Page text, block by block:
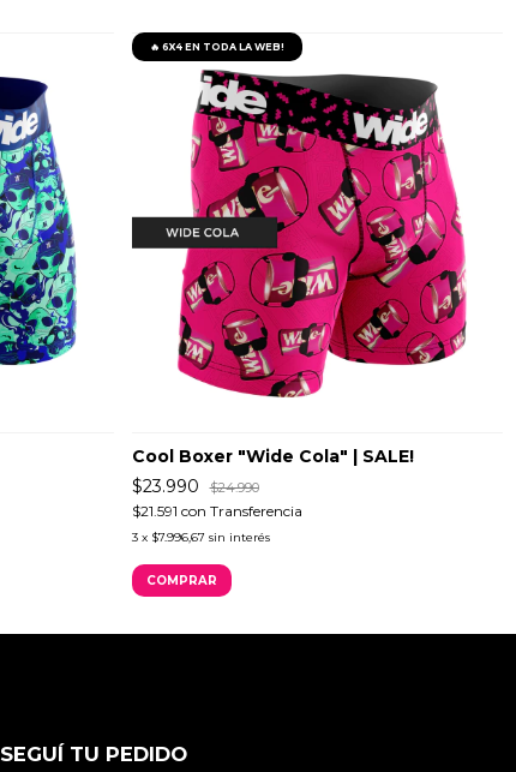
🔥 6X4 EN TODA LA WEB!
Cool Boxer "Wide Cola" | SALE!
$23.990
$24.990
$21.591 con Transferencia
3 x $7.996,67 sin interés
COMPRAR
SEGUÍ TU PEDIDO